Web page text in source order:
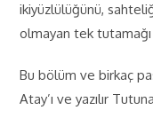
ikiyüzlülüğünü,
olmayan tek tutamağı
Bu bölüm ve birkaç
Atay’ı ve yazılır